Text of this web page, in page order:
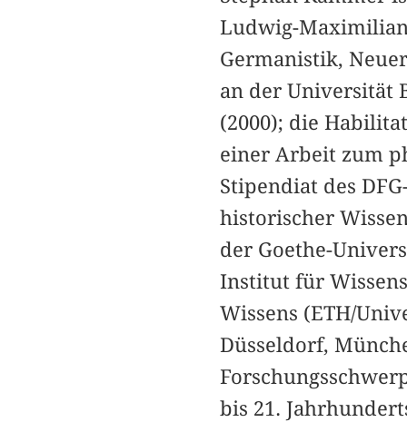
Ludwig-
Germanistik,
an der Universität
(2000); die
einer Arbeit zum
Stipendiat des
historischer
der Goethe-
Institut für
Wissens (ETH/
Düsseldorf,
bis 21.